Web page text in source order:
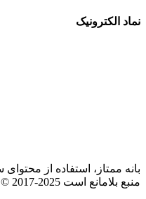
نماد الکترونیک
بانه ممتاز، استفاده از
منبع بلامانع است Copyright © 2017-2025